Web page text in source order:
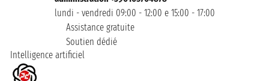
lundi - vendredi 09:00 - 12:00 e 15:00 - 17:00
Assistance gratuite
Soutien dédié
Intelligence artificiel